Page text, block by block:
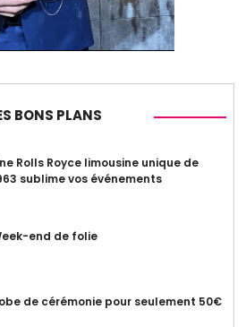
BONS PLANS
Rolls Royce limousine unique de
sublime vos événements
end de folie
de cérémonie pour seulement 50€